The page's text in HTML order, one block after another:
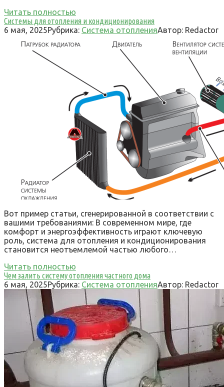
Читать полностью
Системы для отопления и кондиционирования
6 мая, 2025Рубрика: Система отопленияАвтор: Redactor
Вот пример статьи, сгенерированной в соответствии с
вашими требованиями: В современном мире, где
комфорт и энергоэффективность играют ключевую
роль, система для отопления и кондиционирования
становится неотъемлемой частью любого…
Читать полностью
Чем залить систему отопления частного дома
6 мая, 2025Рубрика: Система отопленияАвтор: Redactor